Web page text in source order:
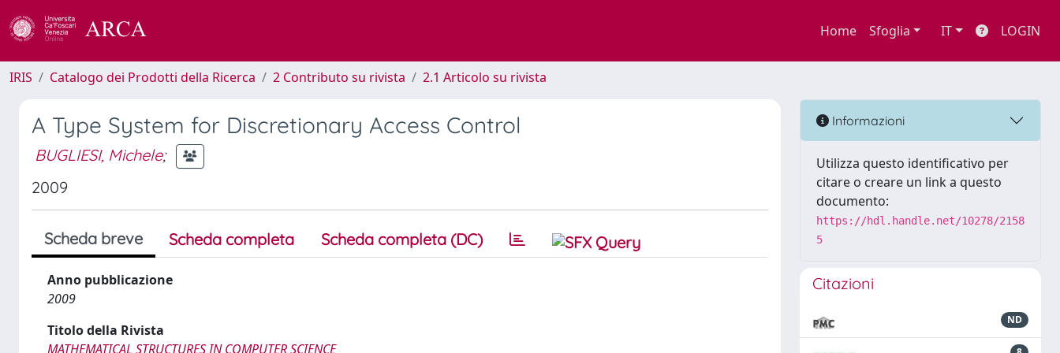
Home Sfoglia IT LOGIN
IRIS Catalogo dei Prodotti della Ricerca 2 Contributo su rivista 2.1 Articolo su rivista
A Type System for Discretionary Access Control
BUGLIESI, Michele;
2009
Scheda breve Scheda completa Scheda completa (DC)
Anno pubblicazione
2009
Titolo della Rivista
MATHEMATICAL STRUCTURES IN COMPUTER SCIENCE
Informazioni
Utilizza questo identificativo per
citare o creare un link a questo
documento:
https://hdl.handle.net/10278/2158
5
Citazioni
ND